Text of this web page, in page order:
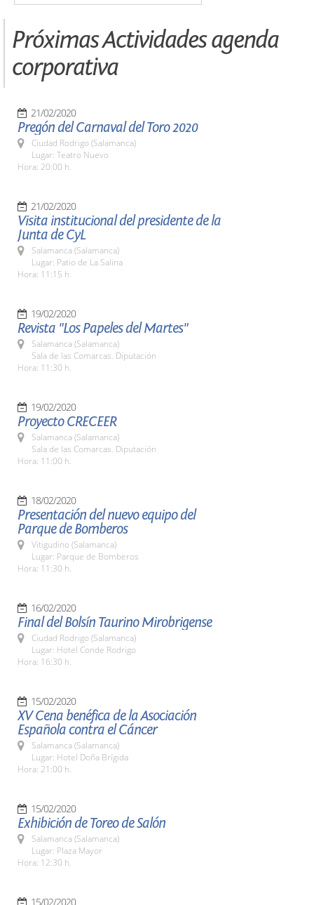
Próximas Actividades agenda
corporativa
21/02/2020
Pregón del Carnaval del Toro 2020
Ciudad Rodrigo (Salamanca)
Lugar: Teatro Nuevo
Hora: 20:00 h.
21/02/2020
Visita institucional del presidente de la
Junta de CyL
Salamanca (Salamanca)
Lugar: Patio de La Salina
Hora: 11:15 h.
19/02/2020
Revista "Los Papeles del Martes"
Salamanca (Salamanca)
Sala de las Comarcas. Diputación
Hora: 11:30 h.
19/02/2020
Proyecto CRECEER
Salamanca (Salamanca)
Sala de las Comarcas. Diputación
Hora: 11:00 h.
18/02/2020
Presentación del nuevo equipo del
Parque de Bomberos
Vitigudino (Salamanca)
Lugar: Parque de Bomberos
Hora: 11:30 h.
16/02/2020
Final del Bolsín Taurino Mirobrigense
Ciudad Rodrigo (Salamanca)
Lugar: Hotel Conde Rodrigo
Hora: 16:30 h.
15/02/2020
XV Cena benéfica de la Asociación
Española contra el Cáncer
Salamanca (Salamanca)
Lugar: Hotel Doña Brígida
Hora: 21:00 h.
15/02/2020
Exhibición de Toreo de Salón
Salamanca (Salamanca)
Lugar: Plaza Mayor
Hora: 12:30 h.
15/02/2020